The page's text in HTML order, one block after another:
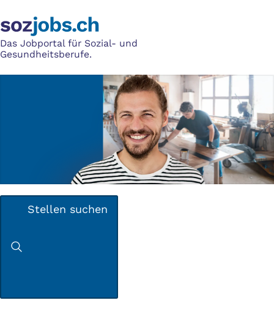
Das Jobportal für Sozial- und
Gesundheitsberufe.
Stellen suchen